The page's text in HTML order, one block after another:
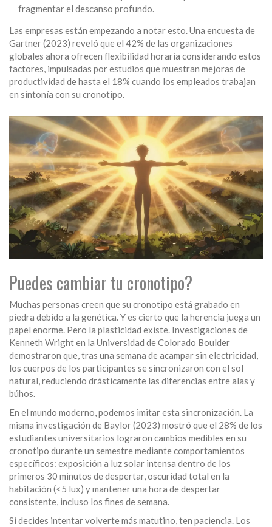
fragmentar el descanso profundo.
Las empresas están empezando a notar esto. Una encuesta de
Gartner (2023) reveló que el 42% de las organizaciones
globales ahora ofrecen flexibilidad horaria considerando estos
factores, impulsadas por estudios que muestran mejoras de
productividad de hasta el 18% cuando los empleados trabajan
en sintonía con su cronotipo.
Puedes cambiar tu cronotipo?
Muchas personas creen que su cronotipo está grabado en
piedra debido a la genética. Y es cierto que la herencia juega un
papel enorme. Pero la plasticidad existe. Investigaciones de
Kenneth Wright en la Universidad de Colorado Boulder
demostraron que, tras una semana de acampar sin electricidad,
los cuerpos de los participantes se sincronizaron con el sol
natural, reduciendo drásticamente las diferencias entre alas y
búhos.
En el mundo moderno, podemos imitar esta sincronización. La
misma investigación de Baylor (2023) mostró que el 28% de los
estudiantes universitarios lograron cambios medibles en su
cronotipo durante un semestre mediante comportamientos
específicos: exposición a luz solar intensa dentro de los
primeros 30 minutos de despertar, oscuridad total en la
habitación (<5 lux) y mantener una hora de despertar
consistente, incluso los fines de semana.
Si decides intentar volverte más matutino, ten paciencia. Los